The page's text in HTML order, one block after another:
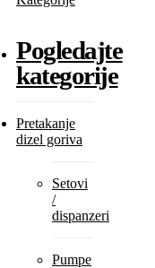
Pogledajte
kategorije
Pretakanje
dizel goriva
Setovi
/
dispanzeri
Pumpe